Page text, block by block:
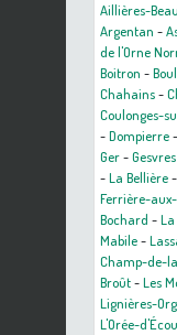
Aillières-
Argentan -
de l'Orne
Boitron -
Chahains-
Coulonges-
-Dompierre-
Ger-Gesvres
-La Bellière-
Ferrière-
Bochard -
Mabile-
Champ-de-
Broût-Les
Lignières-
L'Orée-